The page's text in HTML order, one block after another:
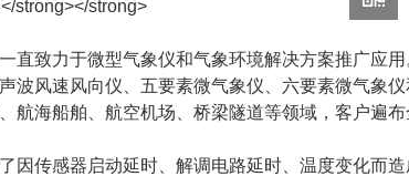
致力于微型气象仪和气象环境解决方案推广应用
波风速风向仪、五要素微气象仪、六要素微气象
航海船舶、航空机场、桥梁隧道等领域，客户遍
传感器启动延时、解调电路延时、温度变化而造